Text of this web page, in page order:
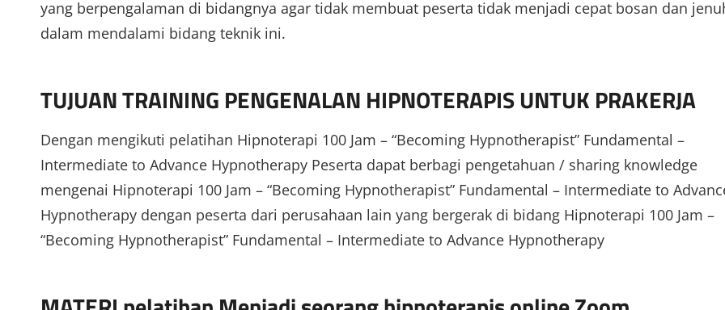
yang berpengalaman di bidangnya agar tidak membuat peserta tidak menjadi cepat bosan dan
dalam mendalami bidang teknik ini.
TUJUAN TRAINING PENGENALAN HIPNOTERAPIS UNTUK PRAKERJA
Dengan mengikuti pelatihan Hipnoterapi 100 Jam – “Becoming Hypnotherapist” Fundamental –
Intermediate to Advance Hypnotherapy Peserta dapat berbagi pengetahuan / sharing knowledge
mengenai Hipnoterapi 100 Jam – “Becoming Hypnotherapist” Fundamental – Intermediate to
Hypnotherapy dengan peserta dari perusahaan lain yang bergerak di bidang Hipnoterapi 100 Jam –
“Becoming Hypnotherapist” Fundamental – Intermediate to Advance Hypnotherapy